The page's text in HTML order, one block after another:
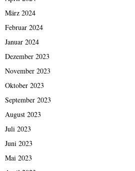
März 2024
Februar 2024
Januar 2024
Dezember 2023
November 2023
Oktober 2023
September 2023
August 2023
Juli 2023
Juni 2023
Mai 2023